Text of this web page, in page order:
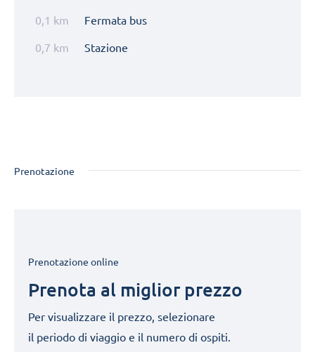
Fermata bus
0,1 km
Stazione
0,7 km
Prenotazione
Prenotazione online
Prenota al miglior prezzo
Per visualizzare il prezzo, selezionare
il periodo di viaggio e il numero di ospiti.